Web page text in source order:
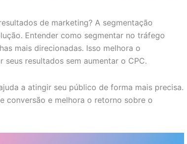
de marketing? A segmentação
Entender como segmentar no tráfego
mais direcionadas. Isso melhora o
seus resultados sem aumentar o CPC.
a atingir seu público de forma mais precisa.
conversão e melhora o retorno sobre o